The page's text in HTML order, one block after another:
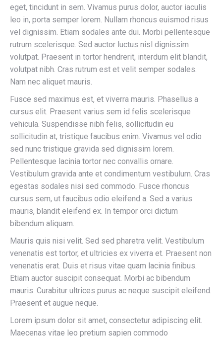
eget, tincidunt in sem. Vivamus purus dolor, auctor iaculis
leo in, porta semper lorem. Nullam rhoncus euismod risus
vel dignissim. Etiam sodales ante dui. Morbi pellentesque
rutrum scelerisque. Sed auctor luctus nisl dignissim
volutpat. Praesent in tortor hendrerit, interdum elit blandit,
volutpat nibh. Cras rutrum est et velit semper sodales.
Nam nec aliquet mauris.
Fusce sed maximus est, et viverra mauris. Phasellus a
cursus elit. Praesent varius sem id felis scelerisque
vehicula. Suspendisse nibh felis, sollicitudin eu
sollicitudin at, tristique faucibus enim. Vivamus vel odio
sed nunc tristique gravida sed dignissim lorem.
Pellentesque lacinia tortor nec convallis ornare.
Vestibulum gravida ante et condimentum vestibulum. Cras
egestas sodales nisi sed commodo. Fusce rhoncus
cursus sem, ut faucibus odio eleifend a. Sed a varius
mauris, blandit eleifend ex. In tempor orci dictum
bibendum aliquam.
Mauris quis nisi velit. Sed sed pharetra velit. Vestibulum
venenatis est tortor, et ultricies ex viverra et. Praesent non
venenatis erat. Duis et risus vitae quam lacinia finibus.
Etiam auctor suscipit consequat. Morbi ac bibendum
mauris. Curabitur ultrices purus ac neque suscipit eleifend.
Praesent et augue neque.
Lorem ipsum dolor sit amet, consectetur adipiscing elit.
Maecenas vitae leo pretium sapien commodo